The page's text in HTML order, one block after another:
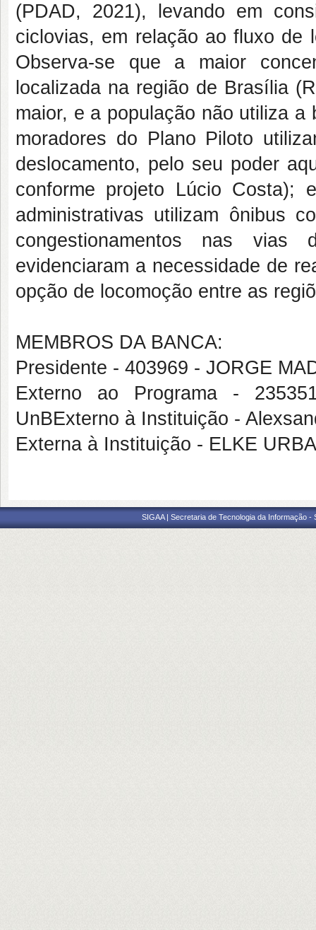
(PDAD, 2021), levando em
ciclovias, em relação ao fluxo de
Observa-se que a maior
localizada na região de Brasília
maior, e a população não utiliza
moradores do Plano Piloto
deslocamento, pelo seu poder
conforme projeto Lúcio Costa);
administrativas utilizam ônibus
congestionamentos nas
evidenciaram a necessidade de
opção de locomoção entre as
MEMBROS DA BANCA:
Presidente - 403969 - JORGE
Externo ao Programa -
UnBExterno à Instituição -
Externa à Instituição - ELKE
SIGAA | Secretaria de Tecnologia da Informação